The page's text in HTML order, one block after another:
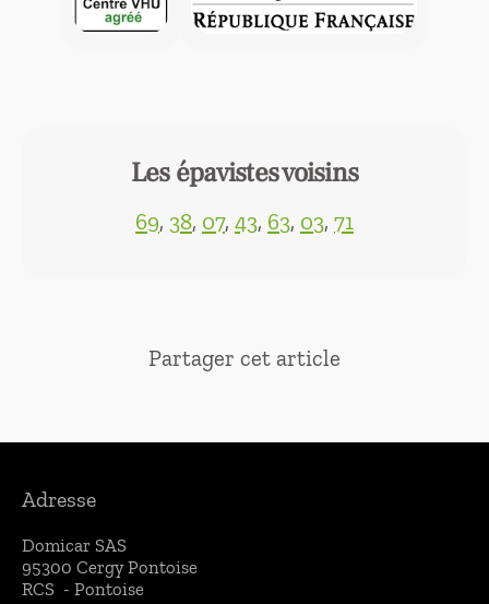
Les épavistes voisins
69, 38, 07, 43, 63, 03, 71
Partager cet article
Adresse
Domicar SAS
95300 CergyPontoise
RCS - Pontoise